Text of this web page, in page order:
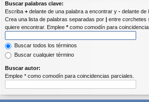
Buscar palabras clave:
Escriba + delante de una palabra a encontrar y - delante de
Crea una lista de palabras separadas por
entre corchetes
quiere encontrar. Emplee *como comodín para
Buscar todos los términos
Buscar cualquier término
Buscar autor:
Emplee * como comodín para coincidencias parciales.